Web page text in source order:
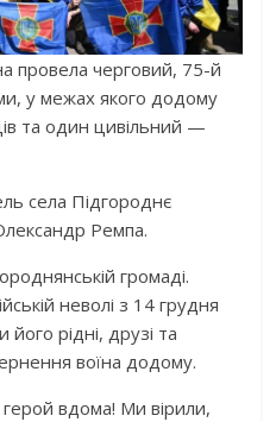
провела черговий, 75-й
у межах якого додому
та один цивільний —
села Підгороднє
Ремпа.
громаді.
неволі з 14 грудня
рідні, друзі та
воїна додому.
вдома! Ми вірили,